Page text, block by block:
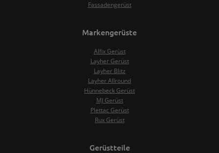
Fassadengerüst
Markengerüste
Alfix Gerüst
Layher Gerüst
Layher Blitz
Layher Allround
Hünnebeck Gerüst
MJ Gerüst
Plettac Gerüst
Rux Gerüst
Gerüstteile